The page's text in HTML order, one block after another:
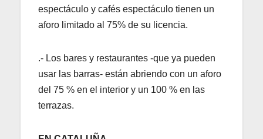
espectáculo y cafés espectáculo tienen un
aforo limitado al 75% de su licencia.
.- Los bares y restaurantes -que ya pueden
usar las barras- están abriendo con un aforo
del 75 % en el interior y un 100 % en las
terrazas.